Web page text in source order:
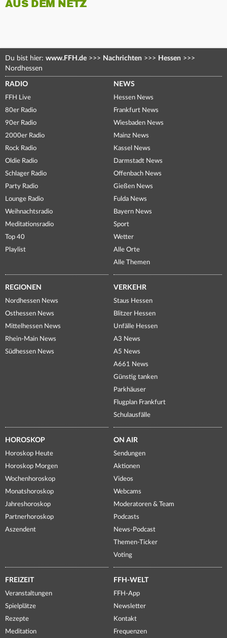
AUS DEM NETZ
Du bist hier: www.FFH.de >>> Nachrichten >>> Hessen >>>
Nordhessen
RADIO
FFH Live
80er Radio
90er Radio
2000er Radio
Rock Radio
Oldie Radio
Schlager Radio
Party Radio
Lounge Radio
Weihnachtsradio
Meditationsradio
Top 40
Playlist
NEWS
Hessen News
Frankfurt News
Wiesbaden News
Mainz News
Kassel News
Darmstadt News
Offenbach News
Gießen News
Fulda News
Bayern News
Sport
Wetter
Alle Orte
Alle Themen
REGIONEN
Nordhessen News
Osthessen News
Mittelhessen News
Rhein-Main News
Südhessen News
VERKEHR
Staus Hessen
Blitzer Hessen
Unfälle Hessen
A3 News
A5 News
A661 News
Günstig tanken
Parkhäuser
Flugplan Frankfurt
Schulausfälle
HOROSKOP
Horoskop Heute
Horoskop Morgen
Wochenhoroskop
Monatshoroskop
Jahreshoroskop
Partnerhoroskop
Aszendent
ON AIR
Sendungen
Aktionen
Videos
Webcams
Moderatoren & Team
Podcasts
News-Podcast
Themen-Ticker
Voting
FREIZEIT
Veranstaltungen
Spielplätze
Rezepte
Meditation
FFH-WELT
FFH-App
Newsletter
Kontakt
Frequenzen